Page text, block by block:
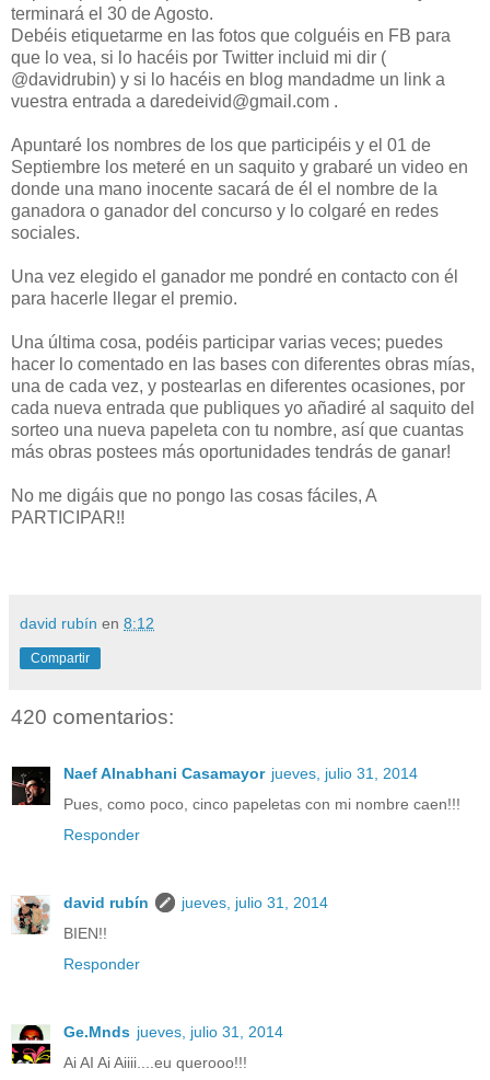
terminará el 30 de Agosto.
Debéis etiquetarme en las fotos que colguéis en FB para
que lo vea, si lo hacéis por Twitter incluid mi dir (
@davidrubin) y si lo hacéis en blog mandadme un link a
vuestra entrada a daredeivid@gmail.com .
Apuntaré los nombres de los que participéis y el 01 de
Septiembre los meteré en un saquito y grabaré un video en
donde una mano inocente sacará de él el nombre de la
ganadora o ganador del concurso y lo colgaré en redes
sociales.
Una vez elegido el ganador me pondré en contacto con él
para hacerle llegar el premio.
Una última cosa, podéis participar varias veces; puedes
hacer lo comentado en las bases con diferentes obras mías,
una de cada vez, y postearlas en diferentes ocasiones, por
cada nueva entrada que publiques yo añadiré al saquito del
sorteo una nueva papeleta con tu nombre, así que cuantas
más obras postees más oportunidades tendrás de ganar!
No me digáis que no pongo las cosas fáciles, A
PARTICIPAR!!
david rubín en 8:12
Compartir
420 comentarios:
Naef Alnabhani Casamayor jueves, julio 31, 2014
Pues, como poco, cinco papeletas con mi nombre caen!!!
Responder
david rubín
jueves, julio 31, 2014
BIEN!!
Responder
Ge.Mnds jueves, julio 31, 2014
Ai AI Ai Aiiii....eu querooo!!!